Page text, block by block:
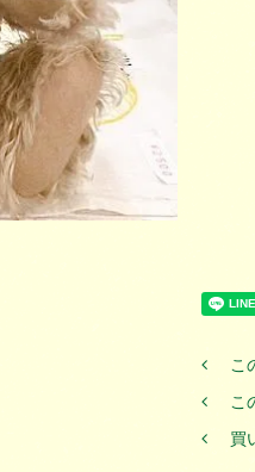
こ
こ
買